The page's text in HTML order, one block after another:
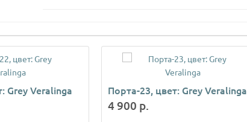
Grey Veralinga Порта-23, цвет: Grey Veralinga
4 900 р.